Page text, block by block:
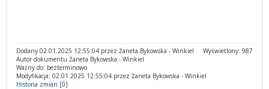
Wyświetlony: 987
Dodany 02.01.2025 12:55:04 przez Żaneta Bykowska - Winkiel
Autor dokumentu Żaneta Bykowska - Winkiel
Ważny do: bezterminowo
Modyfikacja: 02.01.2025 12:55:04 przez Żaneta Bykowska - Winkiel
Historia zmian [0]